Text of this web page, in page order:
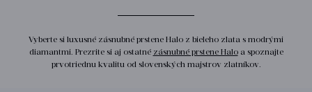
Vyberte si luxusné zásnubné prstene Halo z bieleho zlata s modrými
diamantmi. Prezrite si aj ostatné zásnubné prstene Haloa spoznajte
prvotriednu kvalitu od slovenských majstrov zlatníkov.